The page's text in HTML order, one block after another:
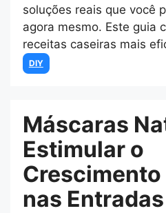
soluções reais que você
agora mesmo. Este guia
receitas caseiras mais
Categories
DIY
Máscaras
Estimular o
Crescimento
nas Entradas